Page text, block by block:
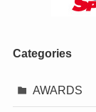
Categories
AWARDS